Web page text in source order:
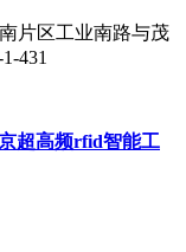
片区工业南路与茂
431
超高频rfid智能工